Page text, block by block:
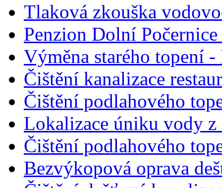
Tlaková zkouška
Penzion Dolní
Výměna starého topení -
Čištění kanalizace
Čištění podlahového
Lokalizace úniku vody z
Čištění podlahového
Bezvýkopová oprava